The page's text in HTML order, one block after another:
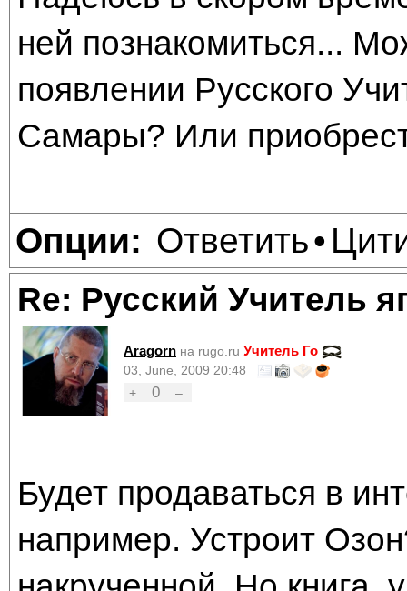
ней познакомиться...
появлении Русского
Самары? Или
Опции: Ответить•
Re: Русский Учитель
Aragorn на rugo.ru Учитель Го
03, June, 2009 20:48
+
0 –
Будет продаваться в
например. Устроит